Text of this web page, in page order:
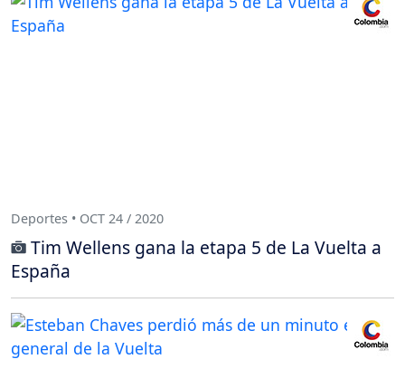
Deportes • OCT 24 / 2020
Tim Wellens gana la etapa 5 de La Vuelta a
España